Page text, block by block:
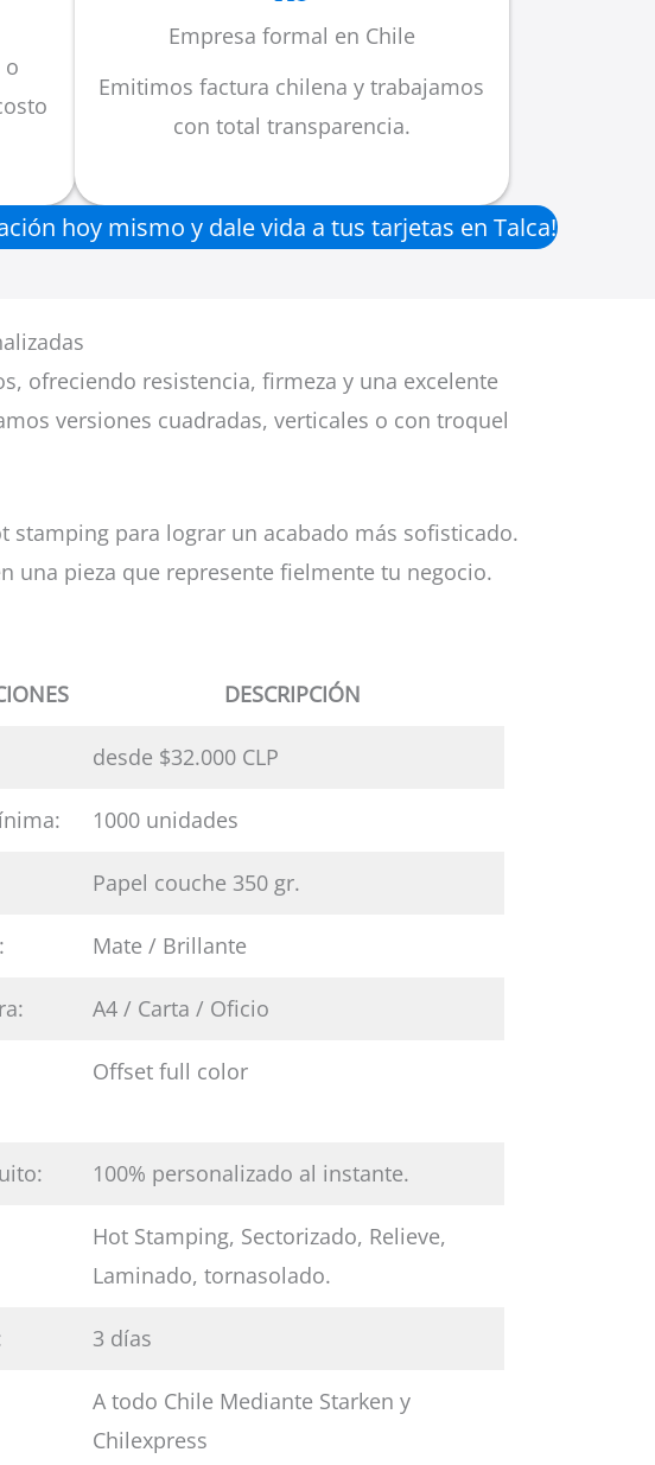
o
Empresa formal en Chile
Emitimos factura chilena y trabajamos
con total transparencia.
hoy mismo y dale vida a tus tarjetas en Talca!
ofreciendo resistencia, firmeza y una excelente
versiones cuadradas, verticales o con troquel
para lograr un acabado más sofisticado.
una pieza que represente fielmente tu negocio.
DESCRIPCIÓN
desde $32.000 CLP
1000 unidades
Papel couche 350 gr.
Mate / Brillante
A4 / Carta / Oficio
Offset full color
100% personalizado al instante.
Hot Stamping, Sectorizado, Relieve,
Laminado, tornasolado.
3 días
A todo Chile Mediante Starken y
Chilexpress